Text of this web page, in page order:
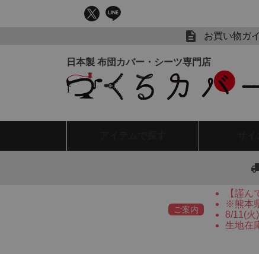
お買い物ガ
ご案内
【謹
※熊本
8/11(火
生地在